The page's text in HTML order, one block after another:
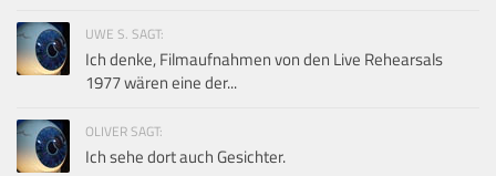
UWE S. SAGT:
Ich denke, Filmaufnahmen von den Live Rehearsals
1977 wären eine der...
OLIVER SAGT:
Ich sehe dort auch Gesichter.